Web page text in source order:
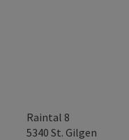
Raintal 8
5340 St. Gilgen